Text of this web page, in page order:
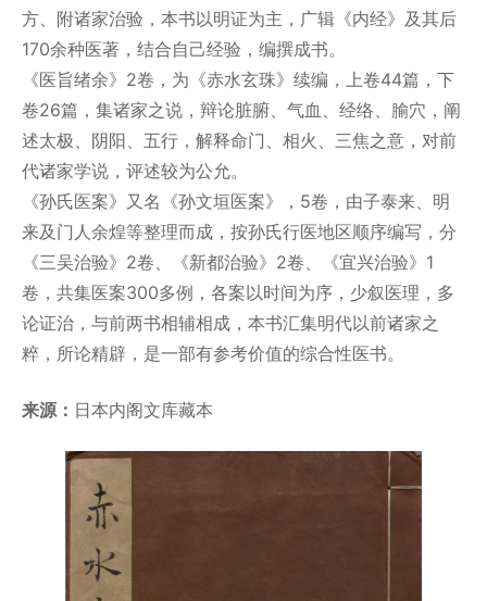
方、附诸家治验，本书以明证为主，广辑《内经》及其后
170余种医著，结合自己经验，编撰成书。
《医旨绪余》2卷，为《赤水玄珠》续编，上卷44篇，下
卷26篇，集诸家之说，辩论脏腑、气血、经络、腧穴，阐
述太极、阴阳、五行，解释命门、相火、三焦之意，对前
代诸家学说，评述较为公允。
《孙氏医案》又名《孙文垣医案》，5卷，由子泰来、明
来及门人余煌等整理而成，按孙氏行医地区顺序编写，分
《三吴治验》2卷、《新都治验》2卷、《宜兴治验》1
卷，共集医案300多例，各案以时间为序，少叙医理，多
论证治，与前两书相辅相成，本书汇集明代以前诸家之
粹，所论精辟，是一部有参考价值的综合性医书。
来源： 日本内阁文库藏本